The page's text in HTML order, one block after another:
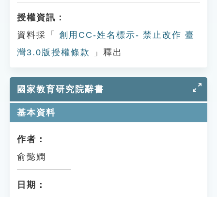
授權資訊：
資料採「
創用CC-姓名標示- 禁止改作 臺
灣3.0版授權條款
」釋出
國家教育研究院辭書
基本資料
作者：
俞懿嫻
日期：